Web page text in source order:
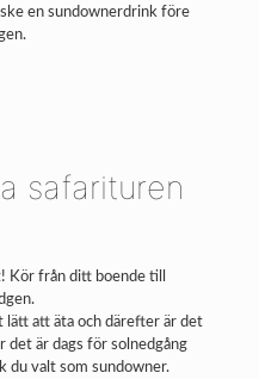
en sundownerdrink före
safarituren
Kör från ditt boende till
lätt att äta och därefter är det
det är dags för solnedgång
du valt som sundowner.